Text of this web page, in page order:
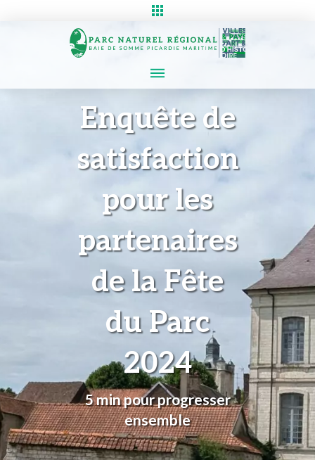
Enquête de
satisfaction
pour les
partenaires
de la Fête
du Parc
2024
5 min pour progresser
ensemble